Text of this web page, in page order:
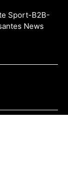
Sport-B2B-
News